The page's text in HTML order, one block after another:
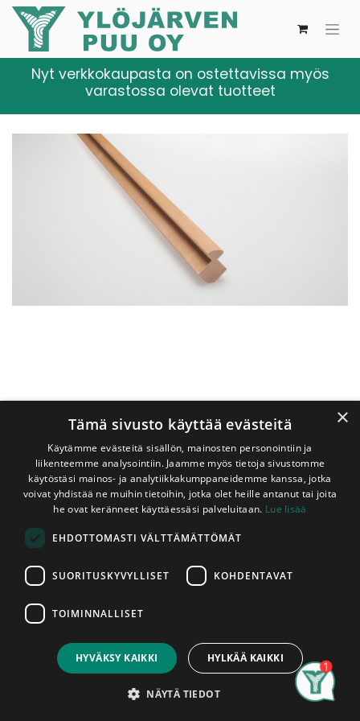
14,95€
Account
Nyt verkkokaupasta on ostettavissa myös
varastossa olevat tuotteet
Shop
Tervaleppä
Sisänurkkalista Tervaleppä 27x27x2400 mm
Sisänurkkalista Tervaleppä
27x27x2400 mm
Punertava sisänurkkalista. Listan raaka-aineena A-
laatuluokan tervaleppä. Soveltuu saunaan. Listojen pituudet
myymäläämme varmistaaksesi saatavilla olevat pituudet.
Listat myydään kappaleittain. Asennettu tuote on
hyväksytty tuote, tuotteissa ilmeneviin mahdollisiin
tuotantovirheisiin voidaan vedota vain ennen niiden
×
Tämä sivusto käyttää evästeitä
Käytämme evästeitä sisällön, mainosten personointiin ja
liikenteemme analysointiin. Jaamme myös tietoja sivustomme
käytöstäsi mainos- ja analytiikkakumppaneidemme kanssa, jotka
voivat yhdistää ne muihin tietoihin, jotka olet heille antanut tai joita
he ovat keränneet käyttäessäsi palveluitaan. Lue lisää
EHDOTTOMASTI VÄLTTÄMÄTTÖMÄT
SUORITUSKYVYLLISET KOHDENTAVAT
TOIMINNALLISET
HYVÄKSY KAIKKI HYLKÄÄ KAIKKI
NÄYTÄ TIEDOT